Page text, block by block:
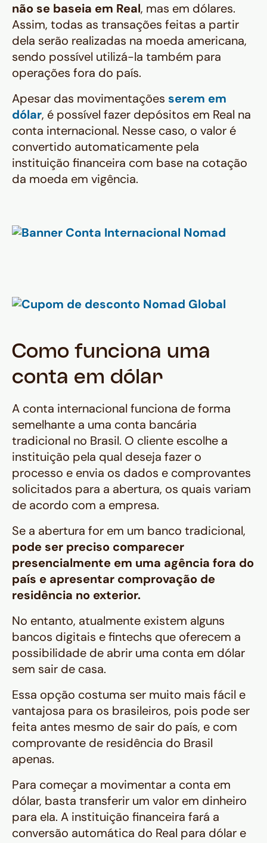
não se baseia em Real, mas em dólares.
Assim, todas as transações feitas a partir
dela serão realizadas na moeda americana,
sendo possível utilizá-la também para
operações fora do país.
Apesar das movimentações serem em
dólar, é possível fazer depósitos em Real na
conta internacional. Nesse caso, o valor é
convertido automaticamente pela
instituição financeira com base na cotação
da moeda em vigência.
Como funciona uma
conta em dólar
A conta internacional funciona de forma
semelhante a uma conta bancária
tradicional no Brasil. O cliente escolhe a
instituição pela qual deseja fazer o
processo e envia os dados e comprovantes
solicitados para a abertura, os quais variam
de acordo com a empresa.
Se a abertura for em um banco tradicional,
pode ser preciso comparecer
presencialmente em uma agência fora do
país e apresentar comprovação de
residência no exterior.
No entanto, atualmente existem alguns
bancos digitais e fintechs que oferecem a
possibilidade de abrir uma conta em dólar
sem sair de casa.
Essa opção costuma ser muito mais fácil e
vantajosa para os brasileiros, pois pode ser
feita antes mesmo de sair do país, e com
comprovante de residência do Brasil
apenas.
Para começar a movimentar a conta em
dólar, basta transferir um valor em dinheiro
para ela. A instituição financeira fará a
conversão automática do Real para dólar e